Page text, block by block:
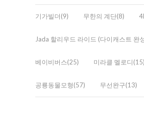
기가빌더(9) 무한의 계단(8)
Jada 할리우드 라이드 (다이캐스트 완
베이비버스(25) 미라클 멜로디(15)
공룡동물모형(57) 무선완구(13)